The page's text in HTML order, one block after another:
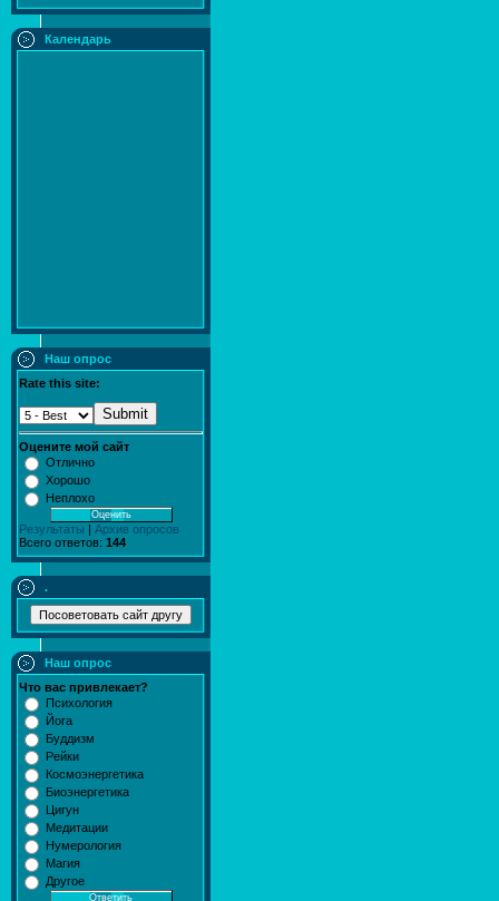
Календарь
Наш опрос
Rate this site:
Submit
Оцените мой сайт
Отлично
Хорошо
Неплохо
Результаты
Архив опросов
Всего ответов: 144
.
Наш опрос
Что вас привлекает?
Психология
Йога
Буддизм
Рейки
Космоэнергетика
Биоэнергетика
Цигун
Медитации
Нумерология
Магия
Другое